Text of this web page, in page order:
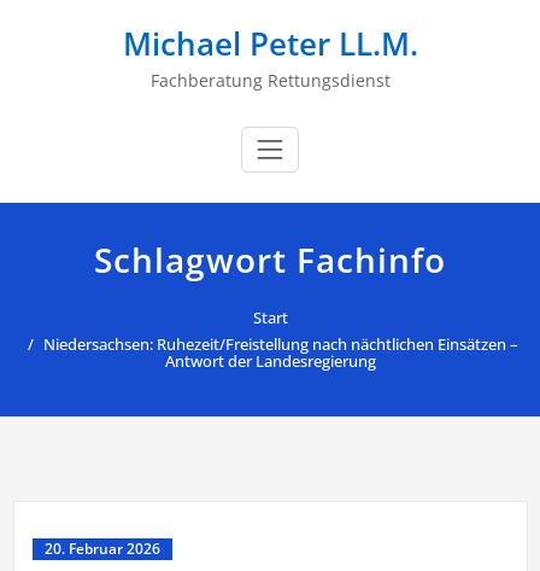
Michael Peter LL.M.
Fachberatung Rettungsdienst
Schlagwort Fachinfo
Start
Niedersachsen: Ruhezeit/Freistellung nach nächtlichen Einsätzen –
Antwort der Landesregierung
20. Februar 2026